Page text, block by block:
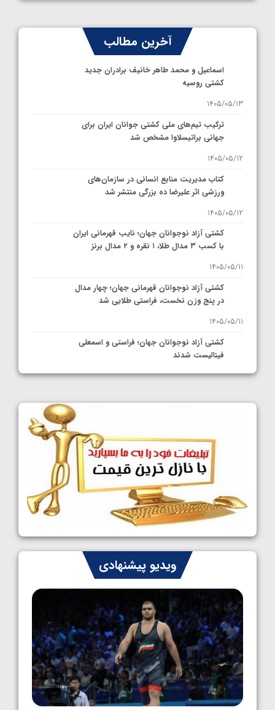
آخرین مطالب
اسماعیل و محمد طاهر خانیف برادران جدید
کشتی روسیه
1405/05/13
ترکیب تیم‌های ملی کشتی جوانان ایران برای
جهانی براتیسلاوا مشخص شد
1405/05/12
کتاب مدیریت منابع انسانی در سازمان‌های
ورزشی اثر علیرضا ده بزرگی منتشر شد
1405/05/12
کشتی آزاد نوجوانان جهان؛ نایب قهرمانی ایران
با کسب ۳ مدال طلا، ۱ نقره و ۲ مدال برنز
1405/05/11
کشتی آزاد نوجوانان قهرمانی جهان؛ چهار مدال
در پنج وزن نخست، فراستی طلایی شد
1405/05/11
کشتی آزاد نوجوانان جهان؛ فراستی و اسمعلی
فینالیست شدند
1405/05/09
کشتی فرنگی نوجوانان جهان؛ سکوی تیمی
سوم برای ایران
1405/05/07
ایران چشم به راه چهار مدال در پنج وزن دوم
کشتی فرنگی نوجوانان جهان
1405/05/06
کشتی فرنگی نوجوان جهان؛ رضایی تنها طلایی
پنج وزن نخست
1405/05/06
ویدیو پیشنهادی